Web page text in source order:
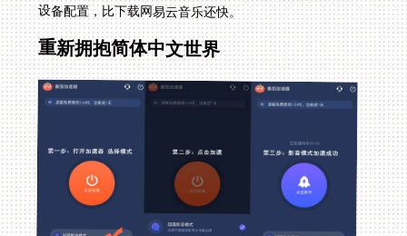
设备配置，比下载网易云音乐还快。
重新拥抱简体中文世界